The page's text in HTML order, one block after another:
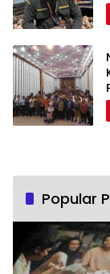
Popular